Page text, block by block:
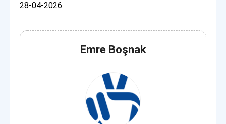
28-04-2026
Emre Boşnak